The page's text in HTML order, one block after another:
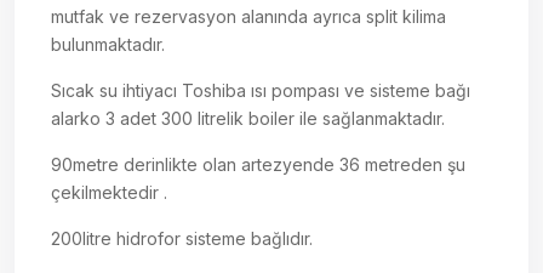
mutfak ve rezervasyon alanında ayrıca split kilima
bulunmaktadır.
Sıcak su ihtiyacı Toshiba ısı pompası ve sisteme bağı
alarko 3 adet 300 litrelik boiler ile sağlanmaktadır.
90metre derinlikte olan artezyende 36 metreden şu
çekilmektedir .
200litre hidrofor sisteme bağlıdır.